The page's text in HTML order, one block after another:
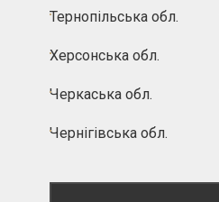
Тернопільська обл.
Херсонська обл.
Черкаська обл.
Чернігівська обл.